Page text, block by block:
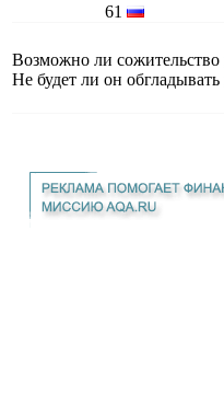
61
Возможно ли сожительство
Не будет ли он обгладывать